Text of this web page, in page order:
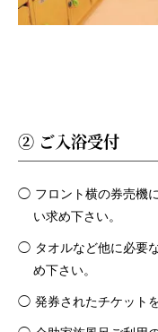
② ご入浴受付
フロント横の券売機
い求め下さい。
タオルなど他に必要
め下さい。
発券されたチケット